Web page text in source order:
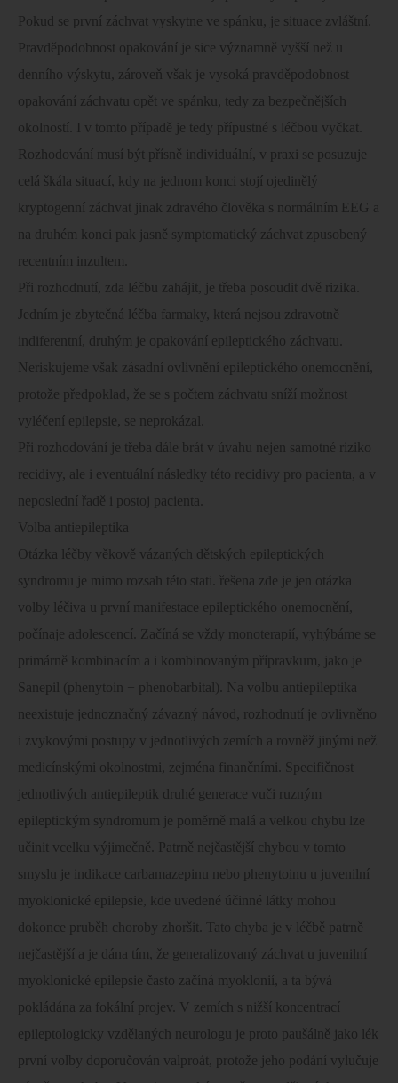
Pokud se první záchvat vyskytne ve spánku, je situace zvláštní.
Pravděpodobnost opakování je sice významně vyšší než u
denního výskytu, zároveň však je vysoká pravděpodobnost
opakování záchvatu opět ve spánku, tedy za bezpečnějších
okolností. I v tomto případě je tedy přípustné s léčbou vyčkat.
Rozhodování musí být přísně individuální, v praxi se posuzuje
celá škála situací, kdy na jednom konci stojí ojedinělý
kryptogenní záchvat jinak zdravého člověka s normálním EEG a
na druhém konci pak jasně symptomatický záchvat zpusobený
recentním inzultem.
Při rozhodnutí, zda léčbu zahájit, je třeba posoudit dvě rizika.
Jedním je zbytečná léčba farmaky, která nejsou zdravotně
indiferentní, druhým je opakování epileptického záchvatu.
Neriskujeme však zásadní ovlivnění epileptického onemocnění,
protože předpoklad, že se s počtem záchvatu sníží možnost
vyléčení epilepsie, se neprokázal.
Při rozhodování je třeba dále brát v úvahu nejen samotné riziko
recidivy, ale i eventuální následky této recidivy pro pacienta, a v
neposlední řadě i postoj pacienta.
Volba antiepileptika
Otázka léčby věkově vázaných dětských epileptických
syndromu je mimo rozsah této stati. řešena zde je jen otázka
volby léčiva u první manifestace epileptického onemocnění,
počínaje adolescencí. Začíná se vždy monoterapií, vyhýbáme se
primárně kombinacím a i kombinovaným přípravkum, jako je
Sanepil (phenytoin + phenobarbital). Na volbu antiepileptika
neexistuje jednoznačný závazný návod, rozhodnutí je ovlivněno
i zvykovými postupy v jednotlivých zemích a rovněž jinými než
medicínskými okolnostmi, zejména finančními. Specifičnost
jednotlivých antiepileptik druhé generace vuči ruzným
epileptickým syndromum je poměrně malá a velkou chybu lze
učinit vcelku výjimečně. Patrně nejčastější chybou v tomto
smyslu je indikace carbamazepinu nebo phenytoinu u juvenilní
myoklonické epilepsie, kde uvedené účinné látky mohou
dokonce pruběh choroby zhoršit. Tato chyba je v léčbě patrně
nejčastější a je dána tím, že generalizovaný záchvat u juvenilní
myoklonické epilepsie často začíná myoklonií, a ta bývá
pokládána za fokální projev. V zemích s nižší koncentrací
epileptologicky vzdělaných neurologu je proto paušálně jako lék
první volby doporučován valproát, protože jeho podání vylučuje